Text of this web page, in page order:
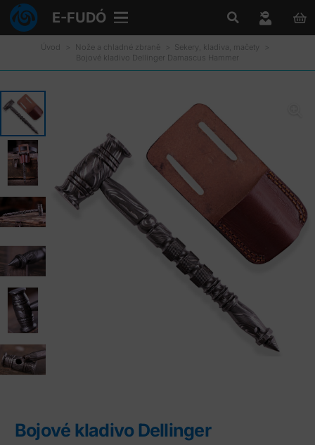
E-FUDÓ
Úvod > Nože a chladné zbraně > Sekery, kladiva, mačety
>
Bojové kladivo Dellinger Damascus Hammer
Bojové kladivo Dellinger